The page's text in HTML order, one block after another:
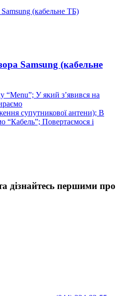
Samsung (кабельне
“Menu”; У який з’явився на
супутникової антени); В
“Кабель”; Повертаємося і
дізнайтесь першими про